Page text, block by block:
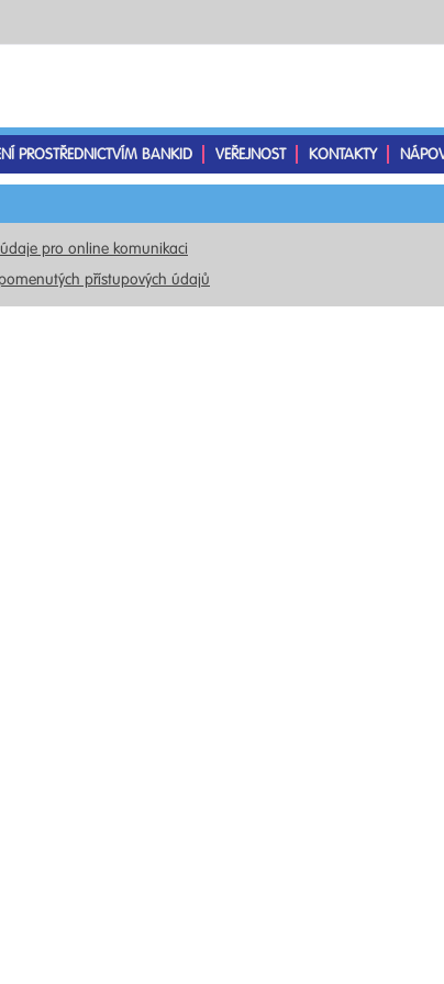
PROSTŘEDNICTVÍM BANKID VEŘEJNOST KONTAKTY
pro online komunikaci
přístupových údajů